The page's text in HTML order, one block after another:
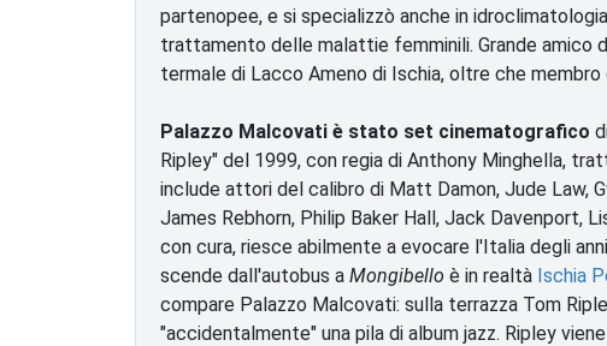
partenopee, e si specializzò anche in
trattamento delle malattie femminili. Grande amico
termale di Lacco Ameno di Ischia, oltre che
Palazzo Malcovati è stato set cinematografico
Ripley" del 1999, con regia di Anthony Minghella,
include attori del calibro di Matt Damon, Jude Law,
James Rebhorn, Philip Baker Hall, Jack Davenport,
con cura, riesce abilmente a evocare l'Italia degli
scende dall'autobus a Mongibello è in realtà Ischia
compare Palazzo Malcovati: sulla terrazza Tom
"accidentalmente" una pila di album jazz. Ripley